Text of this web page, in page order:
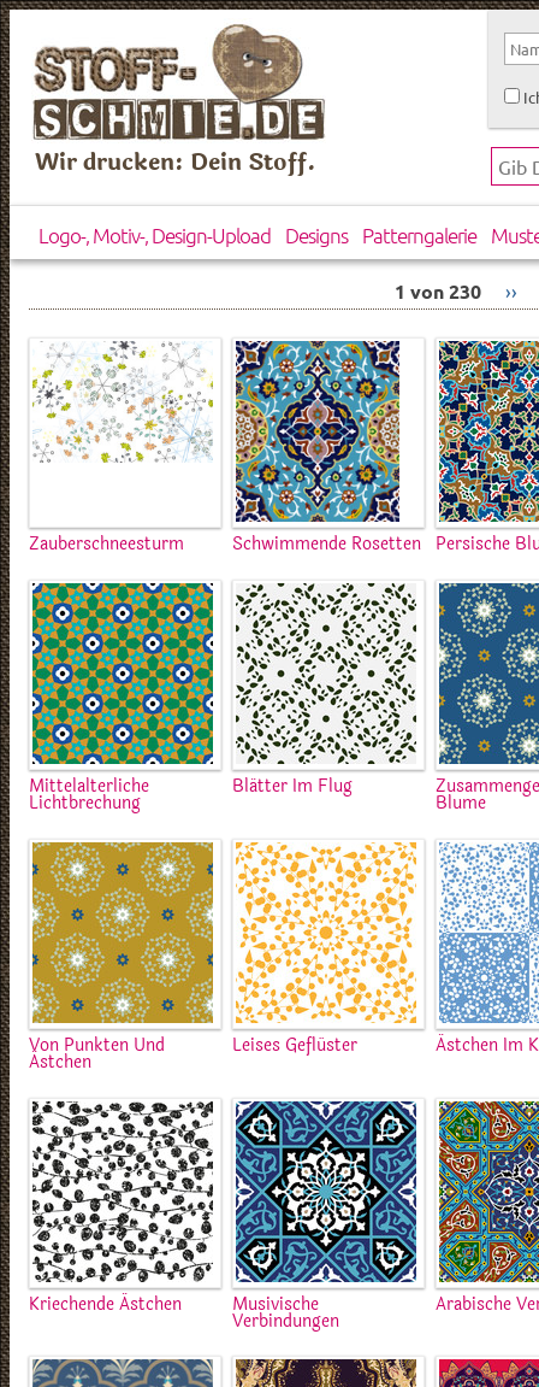
Wir drucken: Dein Stoff.
Logo-, Motiv-, Design-Upload Designs Patterngalerie
1 von 230 ››
Zauberschneesturm Schwimmende Rosetten Persische
Mittelalterliche
Lichtbrechung
Blätter Im Flug
Blume
Von Punkten Und
Ästchen
Leises Geflüster Ästchen Im
Kriechende Ästchen Musivische
Verbindungen
Arabische